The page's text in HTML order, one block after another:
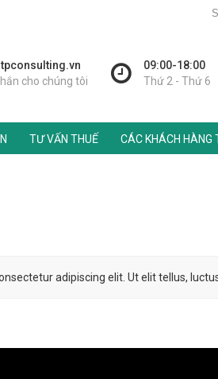
cho chúng tôi
09:00-18:00
Thứ 2 - Thứ 6
TƯ VẤN THUẾ CÁC KHÁCH HÀNG
adipiscing elit. Ut elit tellus,